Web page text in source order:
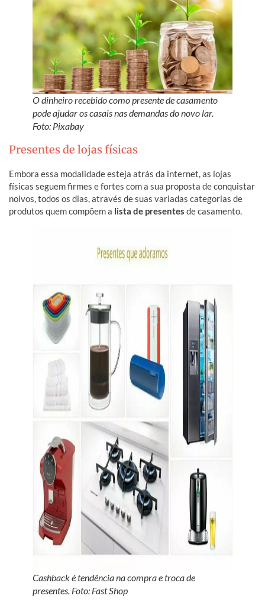
O dinheiro recebido como presente de casamento
pode ajudar os casais nas demandas do novo lar.
Foto: Pixabay
Presentes de lojas físicas
Embora essa modalidade esteja atrás da internet, as lojas
físicas seguem firmes e fortes com a sua proposta de conquistar
noivos, todos os dias, através de suas variadas categorias de
produtos quem compõem a lista de presentes de casamento.
Cashback é tendência na compra e troca de
presentes. Foto: Fast Shop